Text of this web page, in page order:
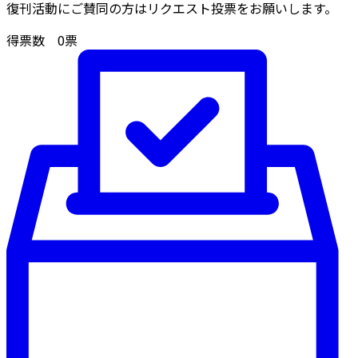
復刊活動にご賛同の方はリクエスト投票をお願いします。
得票数 0票